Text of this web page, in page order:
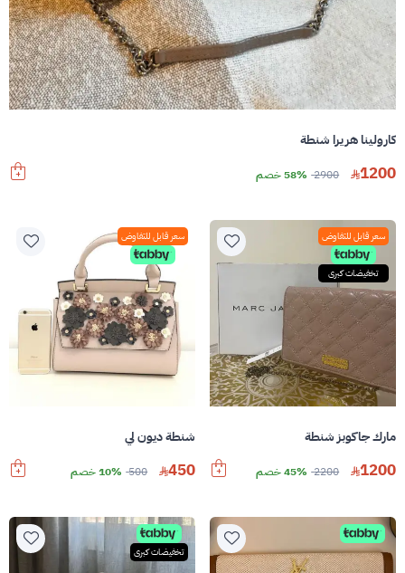
كارولينا هريرا شنطة
1200
2900 58% خصم
سعر قابل للتفاوض
تخفيضات كبرى
مارك جاكوبز شنطة
1200
2200 45% خصم
سعر قابل للتفاوض
شنطة ديون لي
450
500 10% خصم
تخفيضات كبرى